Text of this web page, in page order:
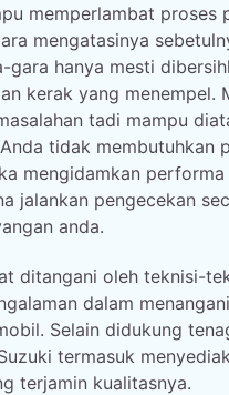
memperlambat proses
mengatasinya
gara hanya mesti
kerak yang menempel.
tadi mampu
tidak membutuhkan
mengidamkan performa
jalankan pengecekan
anda.
ditangani oleh teknisi-
dalam
Selain didukung
termasuk
terjamin kualitasnya.